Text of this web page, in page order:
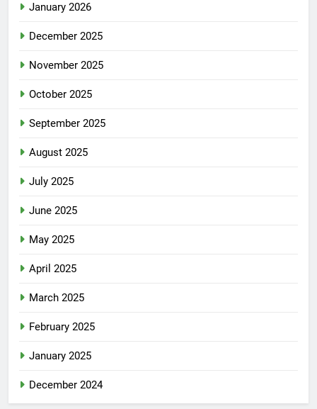
January 2026
December 2025
November 2025
October 2025
September 2025
August 2025
July 2025
June 2025
May 2025
April 2025
March 2025
February 2025
January 2025
December 2024